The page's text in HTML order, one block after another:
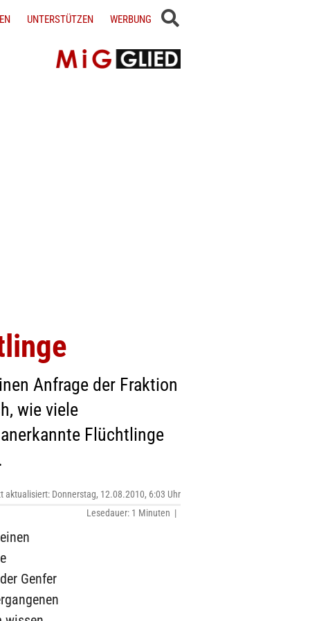
UNTERSTÜTZEN WERBUNG
Anfrage der Fraktion
wie viele
Flüchtlinge
aktualisiert: Donnerstag, 12.08.2010, 6:03 Uhr
Lesedauer: 1 Minuten |
Genfer